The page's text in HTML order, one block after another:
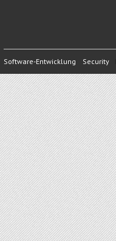
Software-Entwicklung Security